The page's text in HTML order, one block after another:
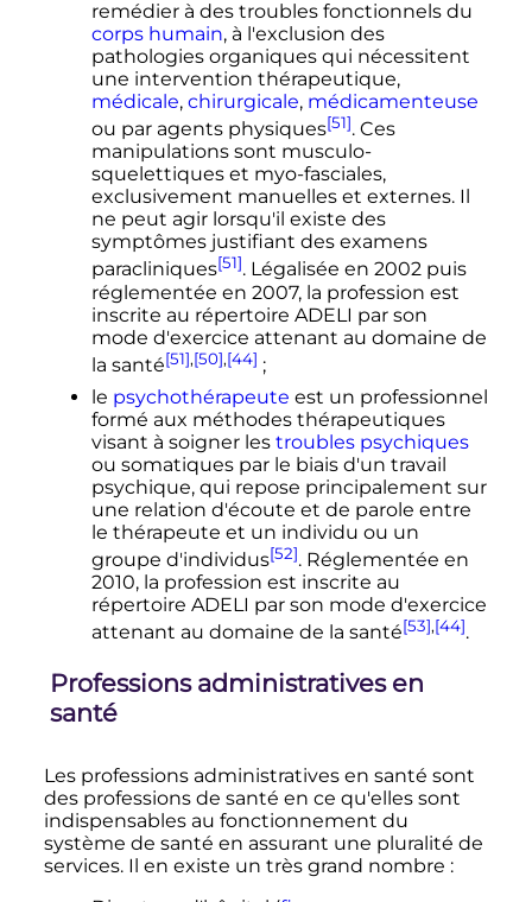
remédier à des troubles fonctionnels du
corps humain, à l'exclusion des
pathologies organiques qui nécessitent
une intervention thérapeutique,
médicale, chirurgicale, médicamenteuse
ou par agents physiques[51]. Ces
manipulations sont musculo-
squelettiques et myo-fasciales,
exclusivement manuelles et externes. Il
ne peut agir lorsqu'il existe des
symptômes justifiant des examens
paracliniques[51]. Légalisée en 2002 puis
réglementée en 2007, la profession est
inscrite au répertoire ADELI par son
mode d'exercice attenant au domaine de
la santé[51],[50],[44] ;
le psychothérapeute est un professionnel
formé aux méthodes thérapeutiques
visant à soigner les troubles psychiques
ou somatiques par le biais d'un travail
psychique, qui repose principalement sur
une relation d'écoute et de parole entre
le thérapeute et un individu ou un
groupe d'individus[52]. Réglementée en
2010, la profession est inscrite au
répertoire ADELI par son mode d'exercice
attenant au domaine de la santé[53],[44].
Professions administratives en
santé
Les professions administratives en santé sont
des professions de santé en ce qu'elles sont
indispensables au fonctionnement du
système de santé en assurant une pluralité de
services. Il en existe un très grand nombre :